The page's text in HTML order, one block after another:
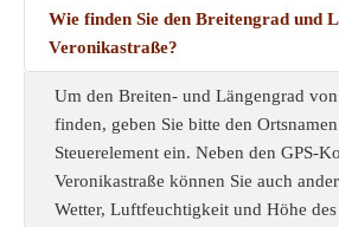
Wie finden Sie den Breitengrad und
Veronikastraße?
Um den Breiten- und Längengrad
finden, geben Sie bitte den
Steuerelement ein. Neben den GPS-
Veronikastraße können Sie auch
Wetter, Luftfeuchtigkeit und Höhe des